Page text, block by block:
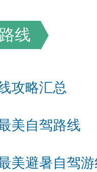
线
攻略汇总
美自驾路线
美避暑自驾